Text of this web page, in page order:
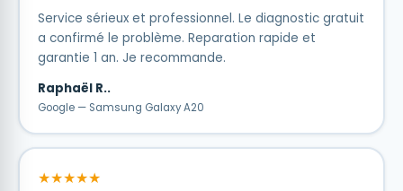
Service sérieux et professionnel. Le diagnostic gratuit
a confirmé le problème. Reparation rapide et
garantie 1 an. Je recommande.
Raphaël R..
Google — Samsung Galaxy A20
★★★★★